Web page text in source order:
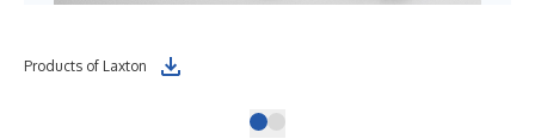
Products of Laxton